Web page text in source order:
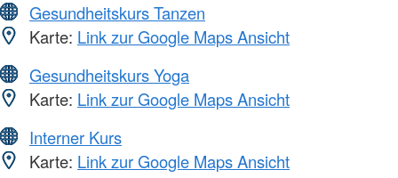
Gesundheitskurs Tanzen
Karte: Link zur Google Maps Ansicht
Gesundheitskurs Yoga
Karte: Link zur Google Maps Ansicht
Interner Kurs
Karte: Link zur Google Maps Ansicht